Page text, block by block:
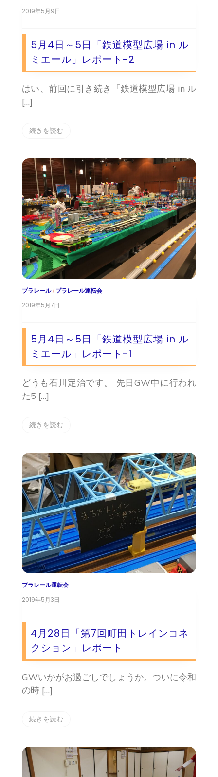
2019年5月9日
5月4日～5日「鉄道模型広場 in ル
ミエール」レポート-2
はい、前回に引き続き「鉄道模型広場 in ル
[…]
続きを読む
プラレール/ プラレール運転会
2019年5月7日
5月4日～5日「鉄道模型広場 in ル
ミエール」レポート-1
どうも石川定治です。 先日GW中に行われ
た5 […]
続きを読む
プラレール運転会
2019年5月3日
4月28日「第7回町田トレインコネ
クション」レポート
GWいかがお過ごしでしょうか。ついに令和
の時 […]
続きを読む